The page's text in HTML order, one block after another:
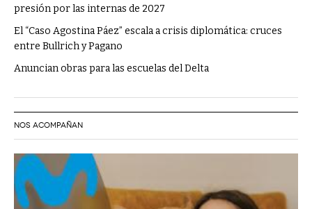
presión por las internas de 2027
El “Caso Agostina Páez” escala a crisis diplomática: cruces
entre Bullrich y Pagano
Anuncian obras para las escuelas del Delta
NOS ACOMPAÑAN